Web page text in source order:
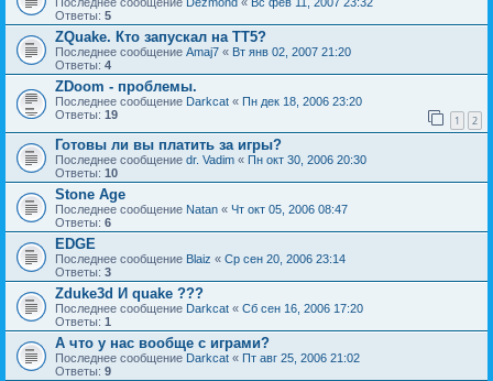
Ответы: 5
ZQuake. Кто запускал на ТТ5?
Последнее сообщение Amaj7 « Вт янв 02, 2007 21:20
Ответы: 4
ZDoom - проблемы.
Последнее сообщение Darkcat « Пн дек 18, 2006 23:20
Ответы: 19 1 2
Готовы ли вы платить за игры?
Последнее сообщение dr. Vadim « Пн окт 30, 2006 20:30
Ответы: 10
Stone Age
Последнее сообщение Natan « Чт окт 05, 2006 08:47
Ответы: 6
EDGE
Последнее сообщение Blaiz « Ср сен 20, 2006 23:14
Ответы: 3
Zduke3d И quake ???
Последнее сообщение Darkcat « Сб сен 16, 2006 17:20
Ответы: 1
А что у нас вообще с играми?
Последнее сообщение Darkcat « Пт авг 25, 2006 21:02
Ответы: 9